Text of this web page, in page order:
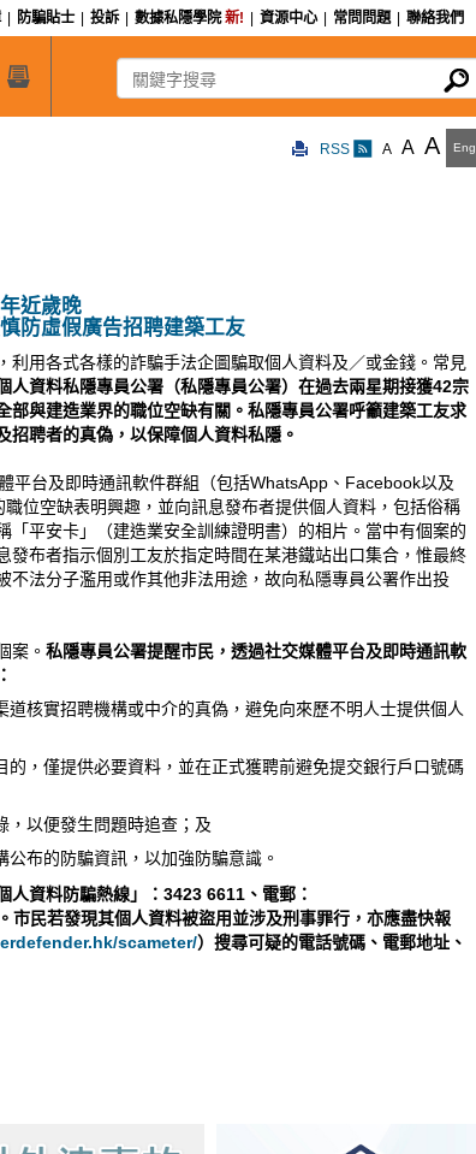
防騙貼士 投訴 數據私隱學院新! 資源中心 常問問題 聯絡我們
RSS A A A Eng
年近歲晚
防虛假廣告招聘建築工友
用各式各樣的詐騙手法企圖騙取個人資料及／或金錢。常見
人資料私隱專員公署（私隱專員公署）在過去兩星期接獲42宗
部與建造業界的職位空缺有關 。私隱專員公署呼籲建築工友求
聘者的真偽，以保障個人資料私隱。
平台及即時通訊軟件群組（包括WhatsApp、Facebook以及
位空缺表明興趣，並向訊息發布者提供個人資料，包括俗稱
「平安卡」（建造業安全訓練證明書）的相片。當中有個案的
布者指示個別工友於指定時間在某港鐵站出口集合，惟最終
法分子濫用或作其他非法用途，故向私隱專員公署作出投
案。 私隱專員公署提醒市民，透過社交媒體平台及即時通訊軟
道核實招聘機構或中介的真偽，避免向來歷不明人士提供個人
的，僅提供必要資料，並在正式獲聘前避免提交銀行戶口號碼
，以便發生問題時追查；及
公布的防騙資訊，以加強防騙意識。
人資料防騙熱線」： 3423 6611 、電郵：
市民若發現其個人資料被盜用並涉及刑事罪行，亦應盡快報
scameter/）搜尋可疑的電話號碼、電郵地址、